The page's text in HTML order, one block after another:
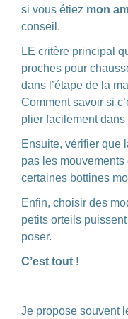
si vous étiez mon
conseil.
LE critère principal
proches pour
dans l’étape de la
Comment savoir si
plier facilement
Ensuite, vérifier que
pas les
certaines bottines
Enfin, choisir des
petits orteils
poser.
C’est tout !
Je propose souvent